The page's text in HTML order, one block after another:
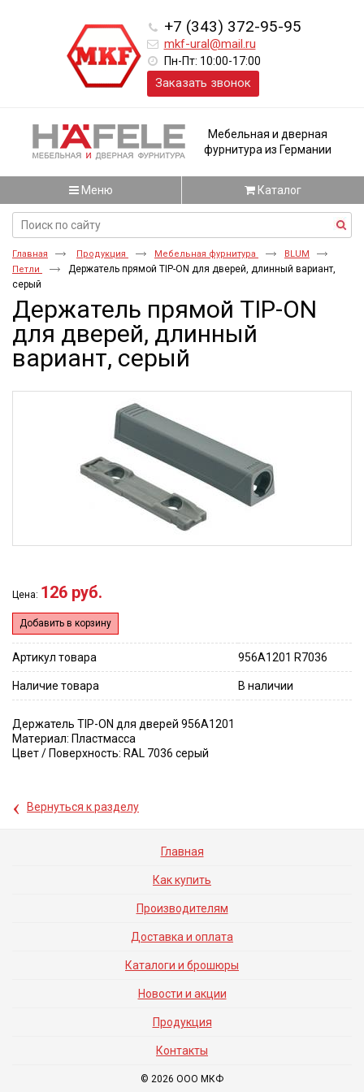
+7 (343) 372-95-95
mkf-ural@mail.ru
Пн-Пт: 10:00-17:00
Заказать звонок
Мебельная и дверная
фурнитура из Германии
Меню Каталог
Главная Продукция Мебельная фурнитура
BLUM
Петли
Держатель прямой TIP-ON для дверей, длинный вариант,
серый
Держатель прямой TIP-ON
для дверей, длинный
вариант, серый
Цена: 126 руб.
Добавить в корзину
Артикул товара 956A1201 R7036
Наличие товара В наличии
Держатель TIP-ON для дверей 956A1201
Maтeриaл: Пластмасса
Цвет / Поверхность: RAL 7036 серый
‹ Вернуться к разделу
Главная
Как купить
Производителям
Доставка и оплата
Каталоги и брошюры
Новости и акции
Продукция
Контакты
© 2026 ООО МКФ